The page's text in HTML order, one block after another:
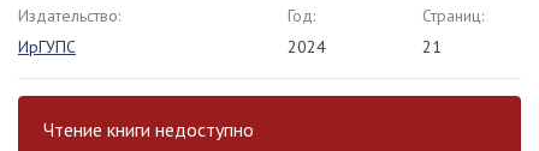
Издательство:
ИрГУПС
Год:
2024
Страниц:
21
Чтение книги недоступно